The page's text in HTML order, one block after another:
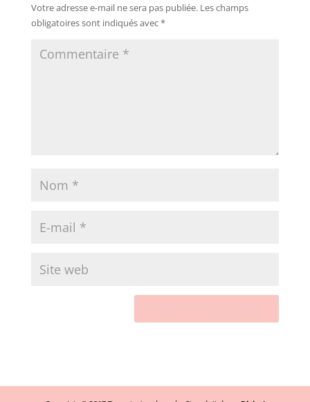
Votre adresse e-mail ne sera pas publiée. Les champs
obligatoires sont indiqués avec*